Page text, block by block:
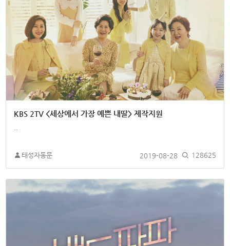
KBS 2TV <세상에서 가장 예쁜 내딸> 제작지원
태성자동문 2019-08-28 128625